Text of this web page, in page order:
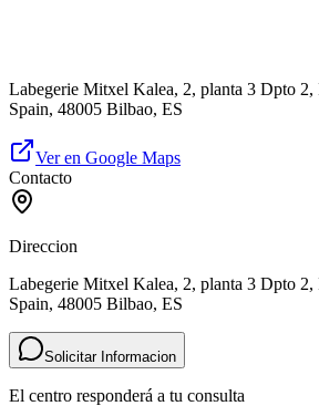
Labegerie Mitxel Kalea, 2, planta 3 Dpto
Spain, 48005 Bilbao, ES
Ver en Google Maps
Contacto
Direccion
Labegerie Mitxel Kalea, 2, planta 3 Dpto
Spain, 48005 Bilbao, ES
Solicitar Informacion
El centro responderá a tu consulta